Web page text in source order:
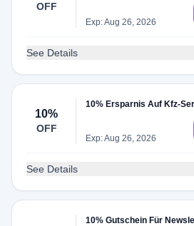
OFF
Exp: Aug 26, 2026
See Details
10%
OFF
10% Ersparnis Auf Kfz-
Exp: Aug 26, 2026
See Details
10% Gutschein Für